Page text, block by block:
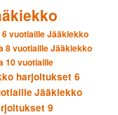
vuotiailleJääkiekko
8 vuotiailleJääkiekko
10 vuotiaille
harjoitukset 6
Jääkiekko
9